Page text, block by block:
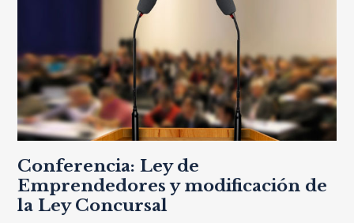
Conferencia: Ley de
Emprendedores y modificación de
la Ley Concursal